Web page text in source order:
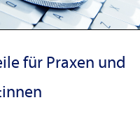
für Praxen und